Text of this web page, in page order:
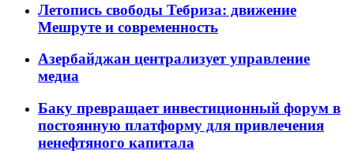
Летопись свободы Тебриза: движение
Мешруте и современность
Азербайджан централизует управление
медиа
Баку превращает инвестиционный форум в
постоянную платформу для привлечения
ненефтяного капитала